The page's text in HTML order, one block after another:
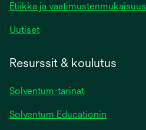
Etiikka ja vaatimustenmukaisuus
Uutiset
Resurssit & koulutus
Solventum-tarinat
Solventum Educationin